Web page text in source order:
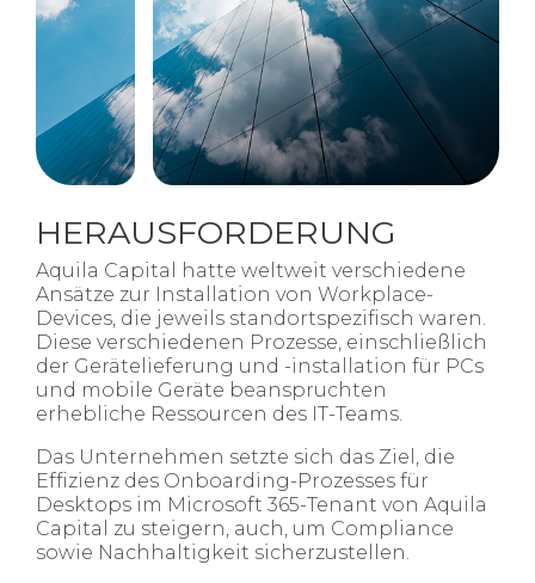
HERAUSFORDERUNG
Aquila Capital hatte weltweit verschiedene
Ansätze zur Installation von Workplace-
Devices, die jeweils standortspezifisch waren.
Diese verschiedenen Prozesse, einschließlich
der Gerätelieferung und -installation für PCs
und mobile Geräte beanspruchten
erhebliche Ressourcen des IT-Teams.
Das Unternehmen setzte sich das Ziel, die
Effizienz des Onboarding-Prozesses für
Desktops im Microsoft 365-Tenant von Aquila
Capital zu steigern, auch, um Compliance
sowie Nachhaltigkeit sicherzustellen.